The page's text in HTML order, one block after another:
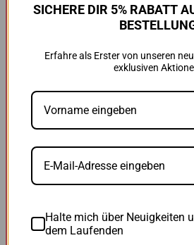
Turbolader Audi A8
Turbolader Audi Q2
Turbolader Audi Q5
Turbolader Audi Q7
Turbolader Audi TT
BMW
BMW B47
BMW M47
BMW M57
BMW N47
BMW 118d
BMW 120d
SICHERE DIR 5% RABATT
Erfahre als Erster von unseren
exklusiven
Halte mich über Neuigkeiten
dem Laufenden